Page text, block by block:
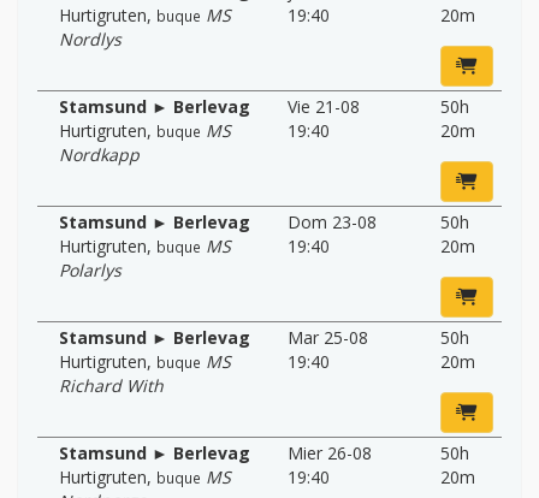
Hurtigruten, buque MS
Nordlys
19:40
20m
Stamsund ► Berlevag
Hurtigruten, buque MS
Nordkapp
Vie 21-08
19:40
50h
20m
Stamsund ► Berlevag
Hurtigruten, buque MS
Polarlys
Dom 23-08
19:40
50h
20m
Stamsund ► Berlevag
Hurtigruten, buque MS
Richard With
Mar 25-08
19:40
50h
20m
Stamsund ► Berlevag
Hurtigruten, buque MS
Mier 26-08
19:40
50h
20m